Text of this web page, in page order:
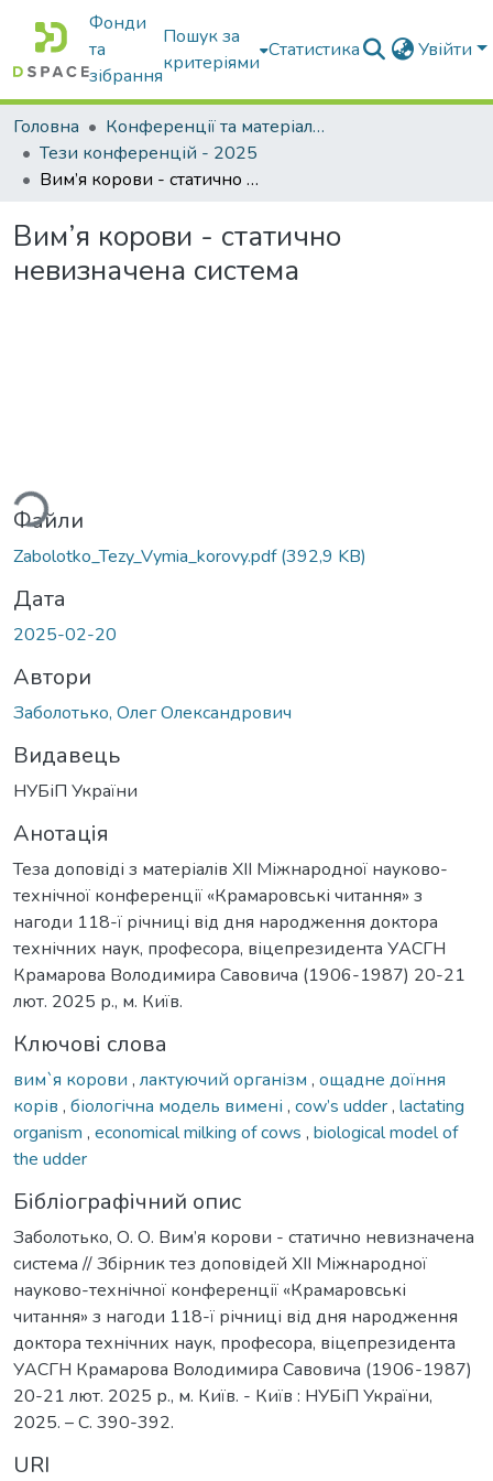
Фонди
та
зібрання
Пошук за
критеріями
Статистика Увійти
Головна
Конференції та матеріали конференцій
Тези конференцій - 2025
Вим’я корови - статично невизначена система
Вим’я корови - статично
невизначена система
Файли
Zabolotko_Tezy_Vymia_korovy.pdf(392,9 KB)
Дата
2025-02-20
Автори
Заболотько, Олег Олександрович
Видавець
НУБіП України
Анотація
Теза доповіді з матеріалів ХІІ Міжнародної науково-
технічної конференції «Крамаровські читання» з
нагоди 118-ї річниці від дня народження доктора
технічних наук, професора, віцепрезидента УАСГН
Крамарова Володимира Савовича (1906-1987) 20-21
лют. 2025 р., м. Київ.
Ключові слова
вим`я корови , лактуючий організм , ощадне доїння
корів , біологічна модель вимені , cow’s udder, lactating
organism , economical milking of cows , biological model of
the udder
Бібліографічний опис
Заболотько, О. О. Вим’я корови - статично невизначена
система // Збірник тез доповідей ХІІ Міжнародної
науково-технічної конференції «Крамаровські
читання» з нагоди 118-ї річниці від дня народження
доктора технічних наук, професора, віцепрезидента
УАСГН Крамарова Володимира Савовича (1906-1987)
20-21 лют. 2025 р., м. Київ. - Київ : НУБіП України,
2025. – С. 390-392.
URI